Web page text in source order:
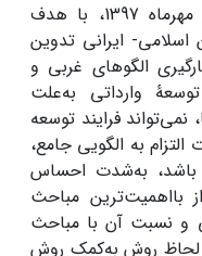
الگوی اسلامی- ایرانی پیشرفت در مهرماه 1397، با هدف
اسلامی- ایرانی تدوین
الگوهای غربی و
وارداتی به‌علت
فرایند توسعه
به الگویی جامع،
باشد، به‌شدت احساس
مباحث
و نسبت آن با مباحث
لحاظ روش‌ ‌‌به‌کمک روش